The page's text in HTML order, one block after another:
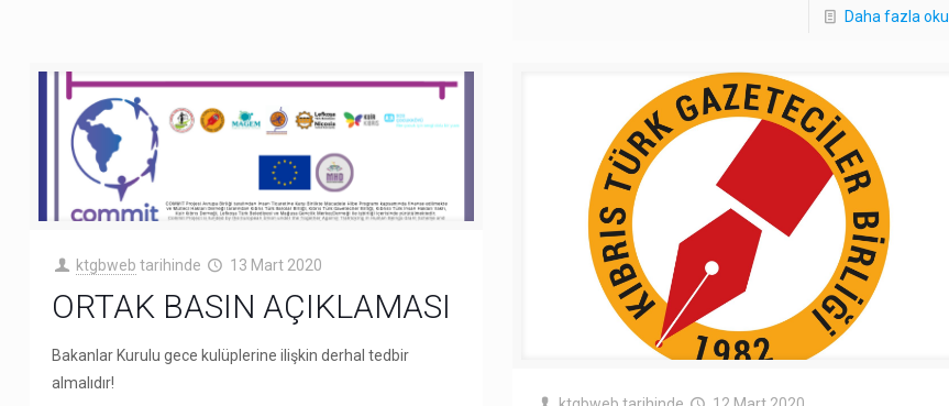
Daha fazla oku
ktgbweb tarihinde 13 Mart 2020
ORTAK BASIN AÇIKLAMASI
Bakanlar Kurulu gece kulüplerine ilişkin derhal tedbir
almalıdır!